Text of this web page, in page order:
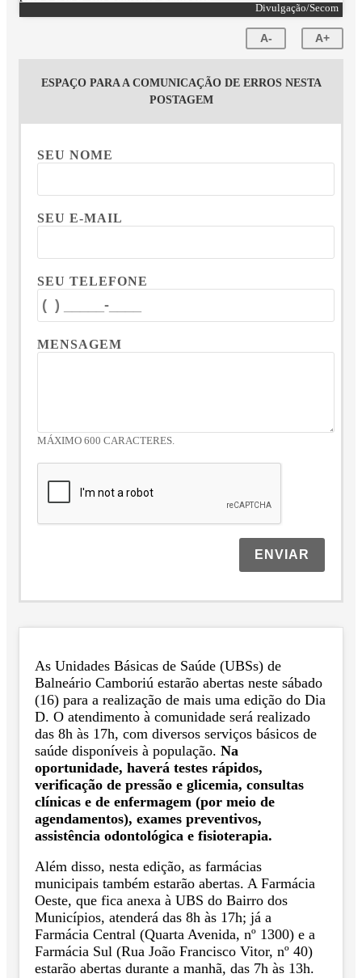
Divulgação/Secom
A- A+
ESPAÇO PARA A COMUNICAÇÃO DE ERROS NESTA
POSTAGEM
SEU NOME
SEU E-MAIL
SEU TELEFONE
MENSAGEM
MÁXIMO 600 CARACTERES.
ENVIAR
As Unidades Básicas de Saúde (UBSs) de
Balneário Camboriú estarão abertas neste sábado
(16) para a realização de mais uma edição do Dia
D. O atendimento à comunidade será realizado
das 8h às 17h, com diversos serviços básicos de
saúde disponíveis à população. Na
oportunidade, haverá testes rápidos,
verificação de pressão e glicemia, consultas
clínicas e de enfermagem (por meio de
agendamentos), exames preventivos,
assistência odontológica e fisioterapia.
Além disso, nesta edição, as farmácias
municipais também estarão abertas. A Farmácia
Oeste, que fica anexa à UBS do Bairro dos
Municípios, atenderá das 8h às 17h; já a
Farmácia Central (Quarta Avenida, nº 1300) e a
Farmácia Sul (Rua João Francisco Vitor, nº 40)
estarão abertas durante a manhã, das 7h às 13h.